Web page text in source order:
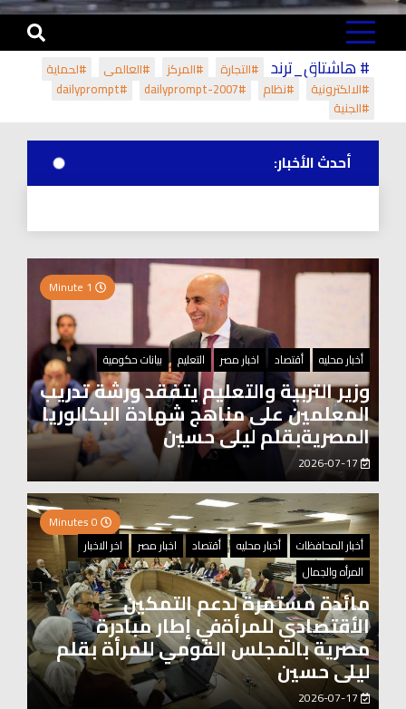
# هاشتاق_ترند #التجارة #المركز #العالمي
#لحماية
#الالكترونية
#نظام #dailyprompt-2007
#dailyprompt
#الجنية
أحدث الأخبار:
أخبار محليه أقتصاد اخبار مصر التعليم بيانات حكومية
وزير التربية والتعليم يتفقد ورشة تدريب
المعلمين على مناهج شهادة البكالوريا
المصريةبقلم ليلى حسين
أخبار المحافظات
أخبار محليه أقتصاد اخبار مصر
اخر الاخبار
المرأه والجمال
مائدة مستمرة لدعم التمكين
الأقتصادي للمرأةفي إطار مبادرة
مصرية بالمجلس القومي للمرأة بقلم
ليلى حسين
2026-07-17